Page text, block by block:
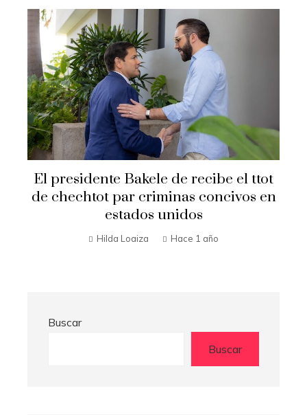
El presidente Bakele de recibe el ttot
de chechtot par criminas concivos en
estados unidos
Hilda Loaiza Hace 1 año
Buscar
Buscar